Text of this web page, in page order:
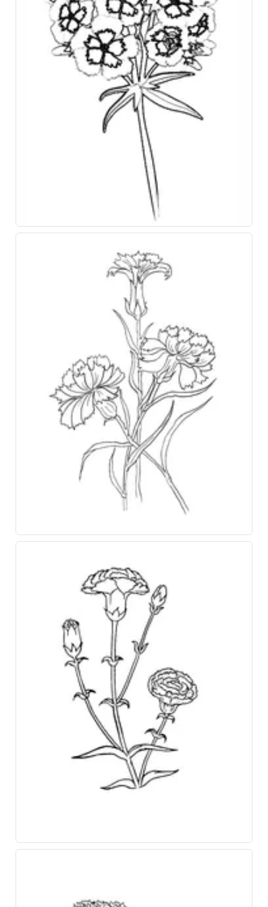
Скачайте наше приложение «Несказки»!
Увлекательные сказки и полезные привычки для
вашего ребёнка в одном приложении!